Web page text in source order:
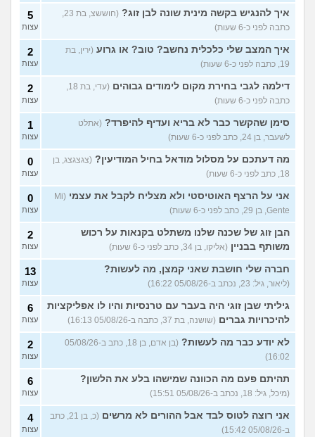
האם כדאי עגלות באמריקה/
קוסמטיקה?
(אנגל, בת 22)
3
עצות
מסיימת תואר במדמח ולא
יודעת לאן להמשיך מפה
3
עצות
שאלות על המקצוע של הנהלת
חשבונות (מישהי, בת 30)
5
עצות
איך לשפר את הנושא
התעסוקתי?
(אנונימית, בת 27)
4
עצות
איך להבין מה הכיוון שלי?
(אנונימית, בת 21)
4
עצות
עוד שאלות חדשות במדור
איך להנגיש בקשה מינית שונה לבן זוג?
כתבה לפני כ-6 שעות)
5
עצות
איך המצב שלי כלכלית נחשב? טוב? או גרוע (ירין, בת
19, כתבה לפני כ-6 שעות)
2
עצות
דילמה לגבי בחירת מקום לימודים גבוהים
כתבה לפני כ-6 שעות)
2
עצות
סימן שהקשר כבר לא בריא ועדיף להיפרד? (אתלט
לשעבר, בן 24, כתב לפני כ-6 שעות)
1
עצות
מה דעתכם על מסלול מודאל בחיל המודיעין? (צגצגצג, בן
18, כתב לפני כ-6 שעות)
0
עצות
אני על הרצף האוטיסטי ולא מצליח לקבל את עצמי
(Mi
Gente, בן 29, כתב לפני כ-6 שעות)
0
עצות
הבן זוג של שכנה שלנו משתלט בקנאות על רכוש
משותף בבניין (אליקו, בן 34, כתב לפני כ-6 שעות)
2
עצות
חברה שלי חושבת שאני קמצן, מה לעשות?
(ליאור, גיל: 23, נכתב ב-05/08/26 16:22)
13
עצות
גיליתי שבן זוגי היה בעבר עם טרנסיות והיו לו אפליקציות
להיכרויות גברים (שושנה, בת 37, כתבה ב-05/08/26 16:13)
6
עצות
לא יודע כבר מה לעשות?
(בן אדם, בן 18, כתב ב-05/08/26
16:02)
2
עצות
תהיתם פעם מה הכוונה שמישהו בלע את הלשון?
(מיכל, גיל: 18, נכתב ב-05/08/26 15:51)
6
עצות
אני רוצה לטוס לבד אבל ההורים לא מרשים
(כ, בן 21, כתב
ב-05/08/26 15:42)
4
עצות